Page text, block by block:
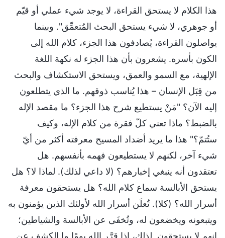
هذا الكلام لا يستحق القراءة، لا يوجد شيء عملي أو قيّم
أو جوهري، لا شيء يستحق البحث المُتعمِّق". وبينما
يواصلون القراءة، يُصادفون هذا الجزء، كلام الله إلى
الكون بأسره. يشعرون بأن هذا الجزء له نكهة اللغة
الإلهية، مع السمو والعمق، ويستحق الاستكشاف والبحث
من قِبَل الإنسان – هذا يُناسب ذوقهم. ما الذي يتطلعون
إليه الآن؟ "مَنْ يستطيع شرح هذا الجزء؟ ما مقصد الإله
بالضبط؟ ماذا تعني كلّ فقرة من كلام الإله، وكيف
ستُتمّ؟" هذا ما يريد أضداد المسيح معرفته أكثر من أيّ
شيء آخر، لكنهم لا يستطيعون فهمه بأنفسهم. هل
تعتقدون أنه ينبغي إخبارهم؟ (لا داعي لذلك). لماذا لا؟ هل
يستحق الأبالسة سماع كلام الله؟ هل يستحقون معرفة
أسرار الله؟ (كلا). تُعلَن أسرار الله لأولئك الذين يؤمنون به
ويتبعونه ويخضعون له، وتُخفَى عن الأبالسة والشياطين؛
إنهم لا يستحقون. لذلك، إذا قرَّر الله يومًا ما الكشف عن